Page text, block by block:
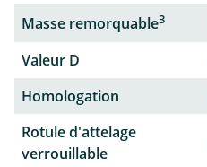
Masse remorquable3
Valeur D
Homologation
Rotule d'attelage
verrouillable